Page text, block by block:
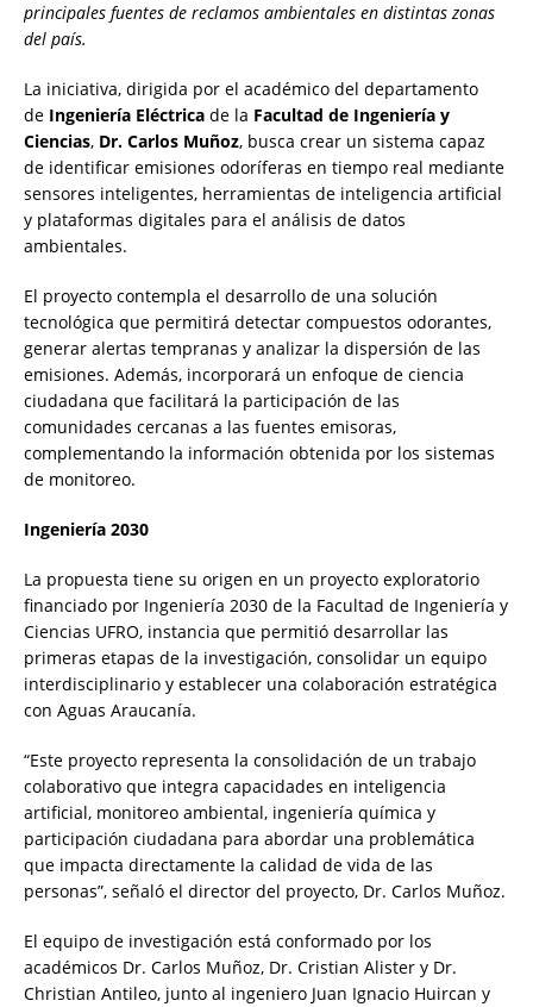
principales fuentes de reclamos ambientales en distintas zonas
del país.
La iniciativa, dirigida por el académico del departamento
de Ingeniería Eléctrica de la Facultad de Ingeniería y
Ciencias, Dr. Carlos Muñoz, busca crear un sistema capaz
de identificar emisiones odoríferas en tiempo real mediante
sensores inteligentes, herramientas de inteligencia artificial
y plataformas digitales para el análisis de datos
ambientales.
El proyecto contempla el desarrollo de una solución
tecnológica que permitirá detectar compuestos odorantes,
generar alertas tempranas y analizar la dispersión de las
emisiones. Además, incorporará un enfoque de ciencia
ciudadana que facilitará la participación de las
comunidades cercanas a las fuentes emisoras,
complementando la información obtenida por los sistemas
de monitoreo.
Ingeniería 2030
La propuesta tiene su origen en un proyecto exploratorio
financiado por Ingeniería 2030 de la Facultad de Ingeniería y
Ciencias UFRO, instancia que permitió desarrollar las
primeras etapas de la investigación, consolidar un equipo
interdisciplinario y establecer una colaboración estratégica
con Aguas Araucanía.
“Este proyecto representa la consolidación de un trabajo
colaborativo que integra capacidades en inteligencia
artificial, monitoreo ambiental, ingeniería química y
participación ciudadana para abordar una problemática
que impacta directamente la calidad de vida de las
personas”, señaló el director del proyecto, Dr. Carlos Muñoz.
El equipo de investigación está conformado por los
académicos Dr. Carlos Muñoz, Dr. Cristian Alister y Dr.
Christian Antileo, junto al ingeniero Juan Ignacio Huircan y